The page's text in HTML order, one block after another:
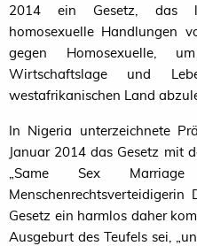
2014 ein Gesetz, das
homosexuelle Handlungen
gegen Homosexuelle,
Wirtschaftslage und
westafrikanischen Land
In Nigeria unterzeichnete
Januar 2014 das Gesetz mit
„Same Sex
Gesetz ein harmlos daher
Ausgeburt des Teufels sei,